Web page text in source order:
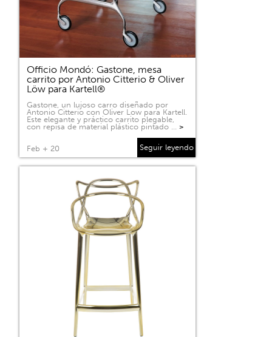
Officio Mondó: Gastone, mesa
carrito por Antonio Citterio & Oliver
Löw para Kartell®
Gastone, un lujoso carro diseñado por
Antonio Citterio con Oliver Low para Kartell.
Este elegante y práctico carrito plegable,
con repisa de material plástico pintado … >
Feb + 20 Seguir leyendo